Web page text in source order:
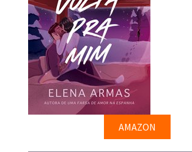
AMAZON